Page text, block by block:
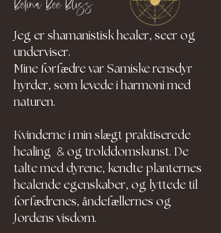
Betina Bee Bliss
Jeg er shamanistisk healer, seer og
underviser.
Mine forfædre var Samiske rensdyr
hyrder, som levede i harmoni med
naturen.
Kvinderne i min slægt praktiserede
healing & og trolddomskunst. De
talte med dyrene, kendte planternes
healende egenskaber, og lyttede til
forfædrenes, åndefællernes og
Jordens visdom.